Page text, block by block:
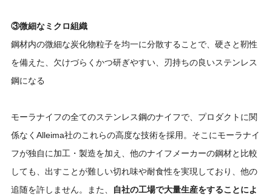
③微細なミクロ組織
鋼材内の微細な炭化物粒子を均一に分散することで、硬さと靭性
を備えた、欠けづらくかつ研ぎやすい、刃持ちの良いステンレス
鋼になる
モーラナイフの全てのステンレス鋼のナイフで、プロダクトに関
係なくAlleima社のこれらの高度な技術を採用。そこにモーラナイ
フが独自に加工・製造を加え、他のナイフメーカーの鋼材と比較
しても、出すことが難しい切れ味や耐食性を実現しており、他の
追随を許しません。また、
自社の工場で大量生産をすることによ